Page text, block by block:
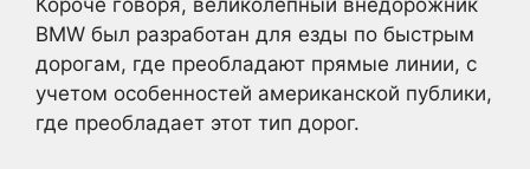
BMW был разработан для езды по быстрым
дорогам, где преобладают прямые линии, с
учетом особенностей американской публики,
где преобладает этот тип дорог.